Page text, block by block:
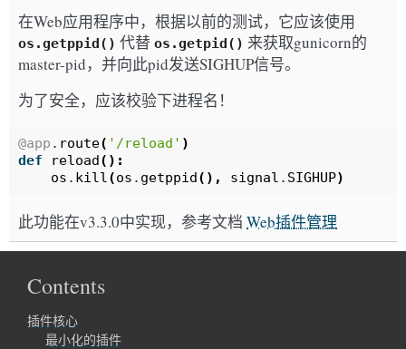
在Web应用程序中，根据以前的测试，它应该使用
os.getppid() 代替 os.getpid() 来获取gunicorn的
master-pid，并向此pid发送SIGHUP信号。
为了安全，应该校验下进程名！
@app . route( '/reload' )
def
reload():
os . kill(os . getppid(), signal . SIGHUP)
此功能在v3.3.0中实现，参考文档 Web插件管理
Contents
插件核心
最小化的插件